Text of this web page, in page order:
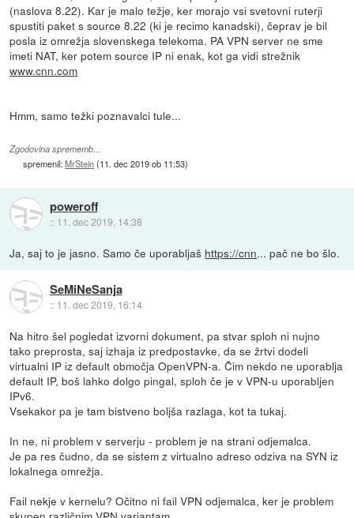
(naslova 8.22). Kar je malo težje, ker morajo vsi svetovni ruterji
spustiti paket s source 8.22 (ki je recimo kanadski), čeprav je bil
posla iz omrežja slovenskega telekoma. PA VPN server ne sme
imeti NAT, ker potem source IP ni enak, kot ga vidi strežnik
www.cnn.com
Hmm, samo težki poznavalci tule...
Zgodovina sprememb…
spremenil:MrStein(11. dec 2019 ob 11:53)
poweroff
:: 11. dec 2019, 14:38
Ja, saj to je jasno. Samo če uporabljaš https://cnn... pač ne bo šlo.
SeMiNeSanja
:: 11. dec 2019, 16:14
Na hitro šel pogledat izvorni dokument, pa stvar sploh ni nujno
tako preprosta, saj izhaja iz predpostavke, da se žrtvi dodeli
virtualni IP iz default območja OpenVPN-a. Čim nekdo ne uporablja
default IP, boš lahko dolgo pingal, sploh če je v VPN-u uporabljen
IPv6.
Vsekakor pa je tam bistveno boljša razlaga, kot ta tukaj.
In ne, ni problem v serverju - problem je na strani odjemalca.
Je pa res čudno, da se sistem z virtualno adreso odziva na SYN iz
lokalnega omrežja.
Fail nekje v kernelu? Očitno ni fail VPN odjemalca, ker je problem